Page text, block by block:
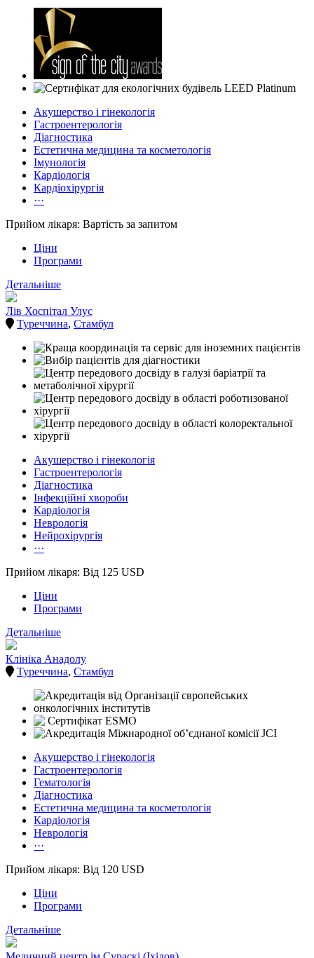
Акушерство і гінекологія
Гастроентерологія
Діагностика
Естетична медицина та косметологія
Імунологія
Кардіологія
Кардіохірургія
···
Прийом лікаря: Вартість за запитом
Ціни
Програми
Детальніше
Лів Хоспітал Улус
Туреччина, Стамбул
Акушерство і гінекологія
Гастроентерологія
Діагностика
Інфекційні хвороби
Кардіологія
Неврологія
Нейрохірургія
···
Прийом лікаря: Від 125 USD
Ціни
Програми
Детальніше
Клініка Анадолу
Туреччина, Стамбул
Акушерство і гінекологія
Гастроентерологія
Гематологія
Діагностика
Естетична медицина та косметологія
Кардіологія
Неврологія
···
Прийом лікаря: Від 120 USD
Ціни
Програми
Детальніше